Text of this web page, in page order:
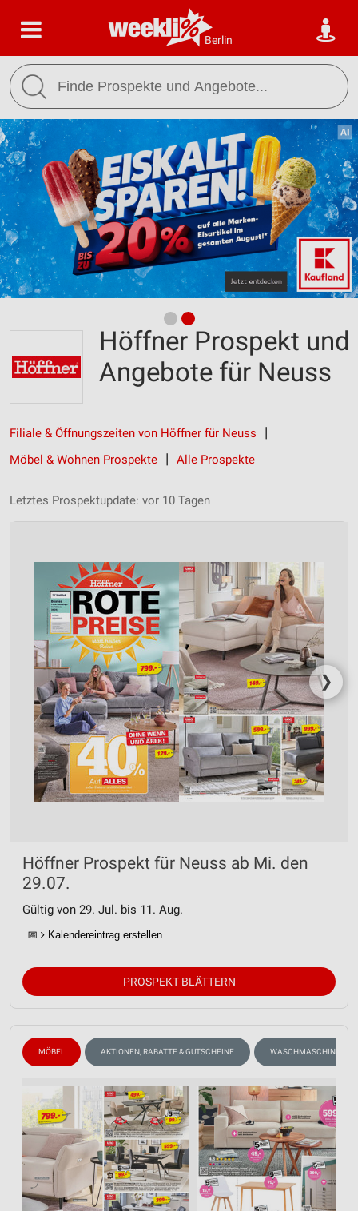
Berlin
Höffner Prospekt und
Angebote für Neuss
Filiale & Öffnungszeiten von Höffner für Neuss
Möbel & Wohnen Prospekte
Alle Prospekte
Letztes Prospektupdate: vor 10 Tagen
❯
Höffner Prospekt für Neuss ab Mi. den
29.07.
Gültig von 29. Jul. bis 11. Aug.
📅 Kalendereintrag erstellen
PROSPEKT BLÄTTERN
MÖBEL AKTIONEN, RABATTE & GUTSCHEINE WASCHMASCHINEN,